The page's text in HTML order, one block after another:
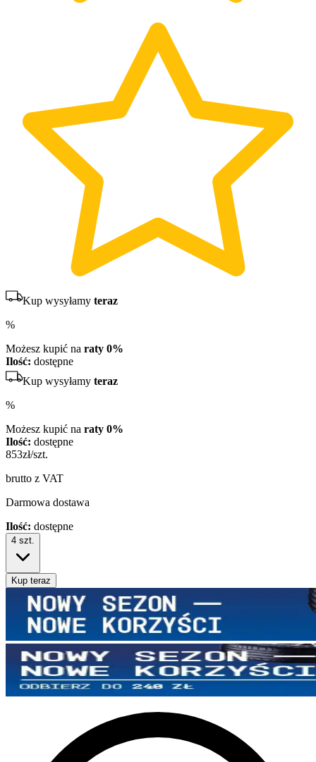
Kup wysyłamy teraz
%
Możesz kupić na raty 0%
Ilość: dostępne
Kup wysyłamy teraz
%
Możesz kupić na raty 0%
Ilość: dostępne
853zł/szt.
brutto z VAT
Darmowa dostawa
Ilość: dostępne
4 szt.
Kup teraz